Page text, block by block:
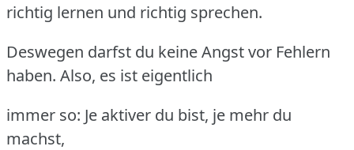
richtig lernen und richtig sprechen.
Deswegen darfst du keine Angst vor Fehlern
haben. Also, es ist eigentlich
immer so: Je aktiver du bist, je mehr du
machst,